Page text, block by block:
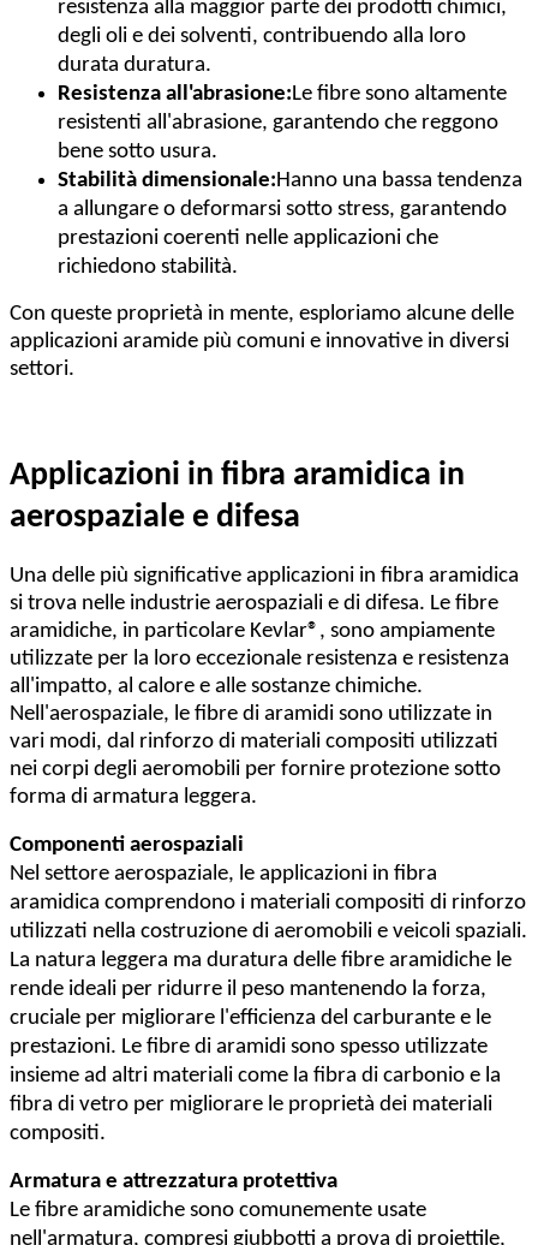
resistenza alla maggior parte dei prodotti chimici,
degli oli e dei solventi, contribuendo alla loro
durata duratura.
Resistenza all'abrasione:Le fibre sono altamente
resistenti all'abrasione, garantendo che reggono
bene sotto usura.
Stabilità dimensionale:Hanno una bassa tendenza
a allungare o deformarsi sotto stress, garantendo
prestazioni coerenti nelle applicazioni che
richiedono stabilità.
Con queste proprietà in mente, esploriamo alcune delle
applicazioni aramide più comuni e innovative in diversi
settori.
Applicazioni in fibra aramidica in
aerospaziale e difesa
Una delle più significative applicazioni in fibra aramidica
si trova nelle industrie aerospaziali e di difesa. Le fibre
aramidiche, in particolare Kevlar®, sono ampiamente
utilizzate per la loro eccezionale resistenza e resistenza
all'impatto, al calore e alle sostanze chimiche.
Nell'aerospaziale, le fibre di aramidi sono utilizzate in
vari modi, dal rinforzo di materiali compositi utilizzati
nei corpi degli aeromobili per fornire protezione sotto
forma di armatura leggera.
Componenti aerospaziali
Nel settore aerospaziale, le applicazioni in fibra
aramidica comprendono i materiali compositi di rinforzo
utilizzati nella costruzione di aeromobili e veicoli spaziali.
La natura leggera ma duratura delle fibre aramidiche le
rende ideali per ridurre il peso mantenendo la forza,
cruciale per migliorare l'efficienza del carburante e le
prestazioni. Le fibre di aramidi sono spesso utilizzate
insieme ad altri materiali come la fibra di carbonio e la
fibra di vetro per migliorare le proprietà dei materiali
compositi.
Armatura e attrezzatura protettiva
Le fibre aramidiche sono comunemente usate
nell'armatura, compresi giubbotti a prova di proiettile,